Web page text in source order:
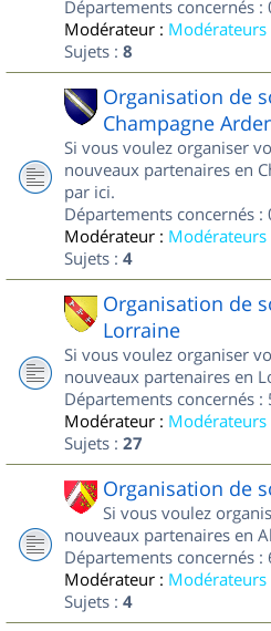
Départements concernés :
Modérateur :
Sujets : 8
Organisation de
Champagne
Si vous voulez organiser
nouveaux partenaires en
par ici.
Départements concernés :
Modérateur :
Sujets : 4
Organisation de
Lorraine
Si vous voulez organiser
nouveaux partenaires en
Départements concernés :
Modérateur :
Sujets : 27
Organisation de
Si vous voulez
nouveaux partenaires en
Départements concernés :
Modérateur :
Sujets : 4